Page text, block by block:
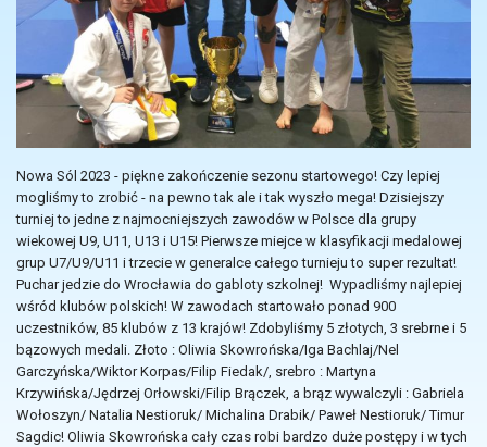
Nowa Sól 2023 - piękne zakończenie sezonu startowego! Czy lepiej
mogliśmy to zrobić - na pewno tak ale i tak wyszło mega! Dzisiejszy
turniej to jedne z najmocniejszych zawodów w Polsce dla grupy
wiekowej U9, U11, U13 i U15! Pierwsze miejce w klasyfikacji medalowej
grup U7/U9/U11 i trzecie w generalce całego turnieju to super rezultat!
Puchar jedzie do Wrocławia do gabloty szkolnej! Wypadliśmy najlepiej
wśród klubów polskich! W zawodach startowało ponad 900
uczestników, 85 klubów z 13 krajów! Zdobyliśmy 5 złotych, 3 srebrne i 5
bązowych medali. Złoto : Oliwia Skowrońska/Iga Bachlaj/Nel
Garczyńska/Wiktor Korpas/Filip Fiedak/, srebro : Martyna
Krzywińska/Jędrzej Orłowski/Filip Brączek, a brąz wywalczyli : Gabriela
Wołoszyn/ Natalia Nestioruk/ Michalina Drabik/ Paweł Nestioruk/ Timur
Sagdic! Oliwia Skowrońska cały czas robi bardzo duże postępy i w tych